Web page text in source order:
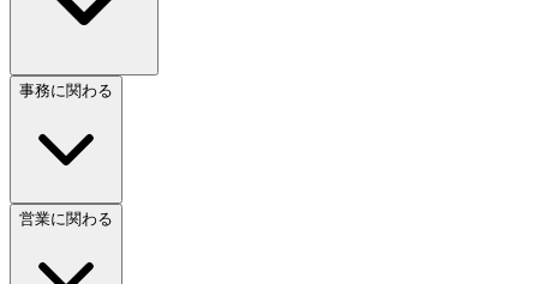
事務に関わる
営業に関わる